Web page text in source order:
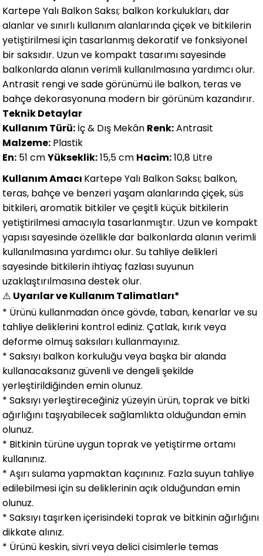
Kartepe Yalı Balkon Saksı; balkon korkulukları, dar
alanlar ve sınırlı kullanım alanlarında çiçek ve bitkilerin
yetiştirilmesi için tasarlanmış dekoratif ve fonksiyonel
bir saksıdır. Uzun ve kompakt tasarımı sayesinde
balkonlarda alanın verimli kullanılmasına yardımcı olur.
Antrasit rengi ve sade görünümü ile balkon, teras ve
bahçe dekorasyonuna modern bir görünüm kazandırır.
Teknik Detaylar
Kullanım Türü: İç & Dış Mekân Renk:Antrasit
Malzeme: Plastik
En: 51 cmYükseklik:15,5 cm Hacim:10,8 Litre
Kullanım Amacı Kartepe Yalı Balkon Saksı; balkon,
teras, bahçe ve benzeri yaşam alanlarında çiçek, süs
bitkileri, aromatik bitkiler ve çeşitli küçük bitkilerin
yetiştirilmesi amacıyla tasarlanmıştır. Uzun ve kompakt
yapısı sayesinde özellikle dar balkonlarda alanın verimli
kullanılmasına yardımcı olur. Su tahliye delikleri
sayesinde bitkilerin ihtiyaç fazlası suyunun
uzaklaştırılmasına destek olur.
⚠️ Uyarılar ve Kullanım Talimatları*
* Ürünü kullanmadan önce gövde, taban, kenarlar ve su
tahliye deliklerini kontrol ediniz. Çatlak, kırık veya
deforme olmuşsaksıları kullanmayınız.
* Saksıyı balkon korkuluğu veya başka bir alanda
kullanacaksanız güvenli ve dengelişekilde
yerleştirildiğinden emin olunuz.
* Saksıyı yerleştireceğiniz yüzeyin ürün, toprak ve bitki
ağırlığını taşıyabilecek sağlamlıkta olduğundan emin
olunuz.
* Bitkinin türüne uygun toprak ve yetiştirme ortamı
kullanınız.
* Aşırı sulama yapmaktan kaçınınız. Fazla suyun tahliye
edilebilmesi için su deliklerinin açık olduğundan emin
olunuz.
*Saksıyı taşırken içerisindeki toprak ve bitkinin ağırlığını
dikkate alınız.
* Ürünü keskin, sivri veya delici cisimlerle temas